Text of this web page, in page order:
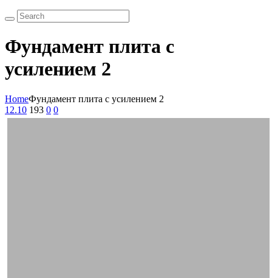
Фундамент плита с
усилением 2
HomeФундамент плита с усилением 2
12.10 193 0 0